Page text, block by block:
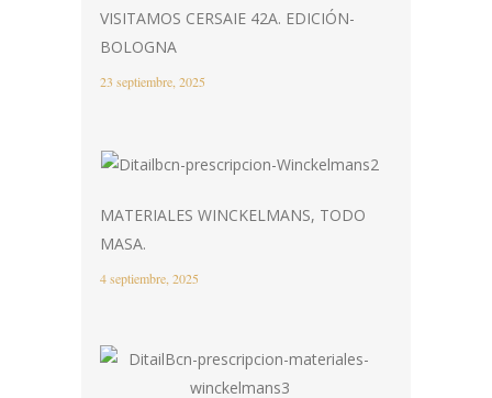
VISITAMOS CERSAIE 42A. EDICIÓN-
BOLOGNA
23 septiembre, 2025
MATERIALES WINCKELMANS, TODO
MASA.
4 septiembre, 2025